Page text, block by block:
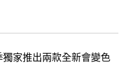
家推出兩款全新會變色